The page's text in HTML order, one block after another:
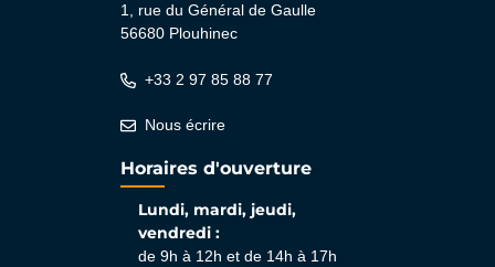
1, rue du Général de Gaulle
56680 Plouhinec
+33 2 97 85 88 77
Nous écrire
Horaires d'ouverture
Lundi, mardi, jeudi,
vendredi :
de 9h à 12h et de 14h à 17h